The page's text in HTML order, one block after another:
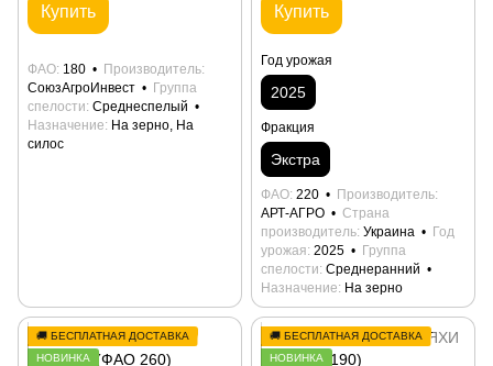
Купить
ФАО 180
Производитель
СоюзАгроИнвест
Группа
спелости Среднеспелый
Назначение
На зерно, На
силос
Купить
Год урожая
2025
Фракция
Экстра
ФАО 220
Производитель
АРТ-АГРО
Страна
производитель Украина
Год
урожая 2025
Группа
спелости Среднеранний
Назначение
На зерно
🚚 БЕСПЛАТНАЯ ДОСТАВКА
НОВИНКА
🚚 БЕСПЛАТНАЯ ДОСТАВКА
НОВИНКА